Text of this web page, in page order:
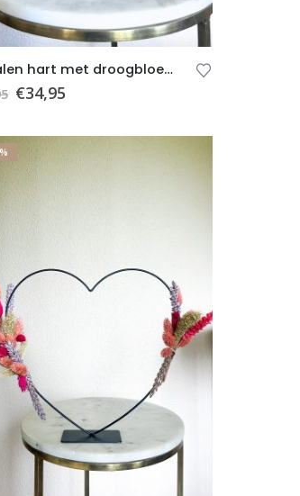
Metalen hart met droogbloemen G – Blauw – Zwart – Beige – Goud- Cadeau – Cadeau bruiloft – Valentijnscadeau
€34,95